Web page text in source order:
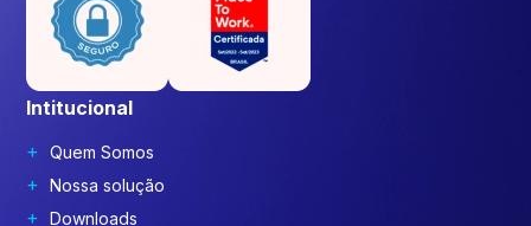
Intitucional
Quem Somos
Nossa solução
Downloads